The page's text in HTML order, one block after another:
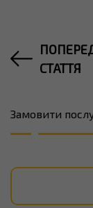
СТАТТЯ
Замовити